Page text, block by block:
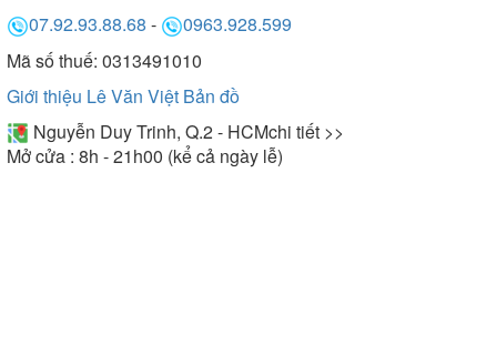
07.92.93.88.68 -
0963.928.599
Mã số thuế: 0313491010
Giới thiệu Lê Văn Việt Bản đồ
Nguyễn Duy Trinh, Q.2 - HCMchi tiết >>
Mở cửa : 8h - 21h00 (kể cả ngày lễ)